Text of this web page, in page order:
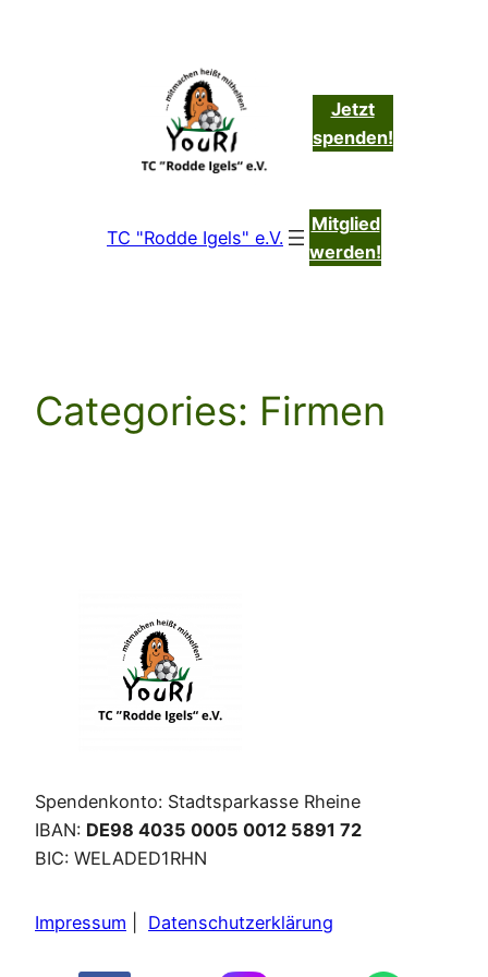
Jetzt
spenden!
TC "Rodde Igels" e.V.
Mitglied
werden!
Categories: Firmen
Spendenkonto: Stadtsparkasse Rheine
IBAN: DE98 4035 0005 0012 5891 72
BIC: WELADED1RHN
Impressum Datenschutzerklärung